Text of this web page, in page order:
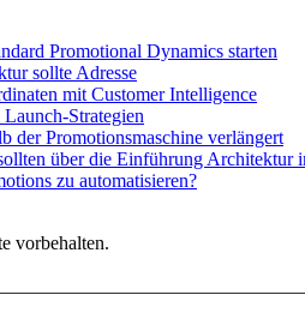
Promotional Dynamics starten
sollte Adresse
mit Customer Intelligence
Strategien
der Promotionsmaschine verlängert
über die Einführung Architektur
zu automatisieren?
vorbehalten.